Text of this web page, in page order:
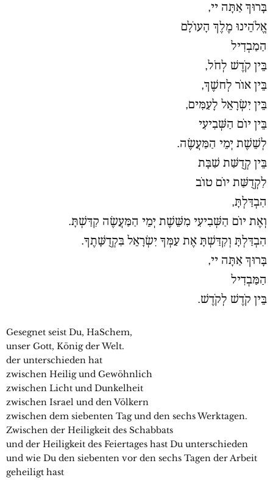
בָּרוּךְ אַתָּה יי,
אֱלֹהֵינוּ מֶלֶךְ הָעוֹלָם
הַמַבְדִיל
בֵּין קֹדֶשׁ לְחֹל,
בֵּין אוֹר לְחשֶׁךְ,
בֵּין יִשְׂרָאֵל לָעַמִּים,
בֵּין יוֹם הַשְּׁבִיעִי
לְשֵׁשֶׁת יְמֵי הַמַּעֲשֶׂה.
בֵּין קְדֻשַּׁת שַׁבָּת
לִקְדֻשַּׁת יוֹם טוֹב
הִבְדַּלְתָּ,
וְאֶת יוֹם הַשְּׁבִיעִי מִשֵּׁשֶׁת יְמֵי הַמַּעֲשֶׂה קִדַּשְׁתָּ.
הִבְדַּלְתָּ וְקִדַּשְׁתָּ אֶת עַמְּךָ יִשְׂרָאֵל בִּקְדֻשָּׁתֶךָ.
בָּרוּךְ אַתָּה יי,
הַמַּבְדִיל
בֵּין קֹדֶשׁ לְקֹדֶשׁ.
Gesegnet seist Du, HaSchem,
unser Gott, König der Welt.
der unterschieden hat
zwischen Heilig und Gewöhnlich
zwischen Licht und Dunkelheit
zwischen Israel und den Völkern
zwischen dem siebenten Tag und den sechs Werktagen.
Zwischen der Heiligkeit des Schabbats
und der Heiligkeit des Feiertages hast Du unterschieden
und wie Du den siebenten vor den sechs Tagen der Arbeit
geheiligt hast